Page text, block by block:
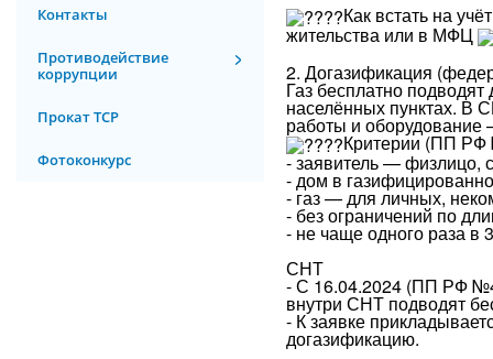
Контакты
Противодействие
коррупции
Прокат ТСР
Фотоконкурс
Как встать на
жительства или в МФЦ
2. Догазификация
Газ бесплатно
населённых пунктах. В
работы и оборудование
Критерии (ПП
- заявитель — физлицо,
- дом в
- газ — для личных,
- без ограничений по
- не чаще одного раза в
СНТ
- С 16.04.2024 (ПП РФ
внутри СНТ подводят
- К заявке
догазификацию.